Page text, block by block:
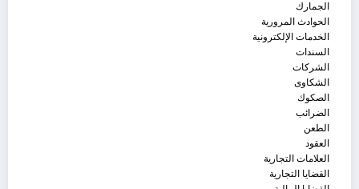
الجمارك
الحوادث المرورية
الخدمات الإلكترونية
السندات
الشركات
الشكاوى
الصكوك
الضرائب
الطعن
العقود
العلامات التجارية
القضايا التجارية